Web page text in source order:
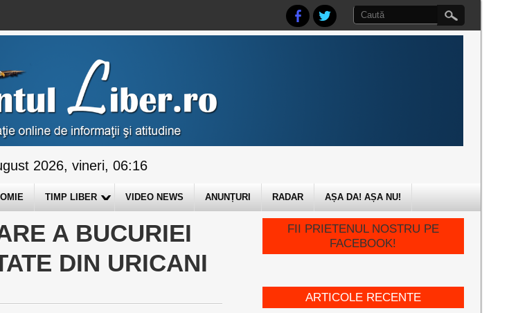
2026, vineri, 06:16
TIMP LIBER VIDEO NEWS ANUNȚURI RADAR AȘA DA! AȘA NU!
A BUCURIEI
DIN URICANI
FII PRIETENUL NOSTRU PE
FACEBOOK!
ARTICOLE RECENTE